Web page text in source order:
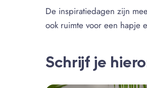
De inspiratiedagen zijn
ook ruimte voor een hapje
Schrijf je